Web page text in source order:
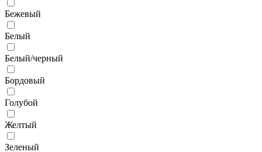
Бежевый
Белый
Белый/черный
Бордовый
Голубой
Желтый
Зеленый